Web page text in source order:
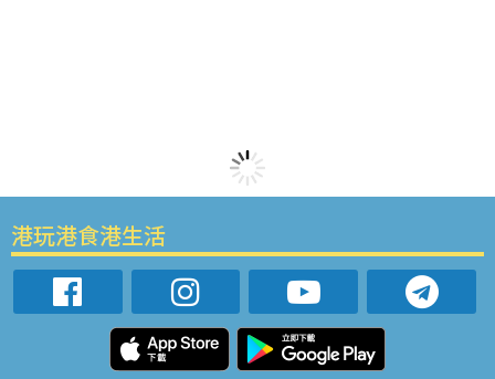
港玩港食港生活